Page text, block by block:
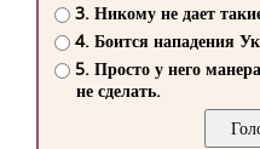
3. Никому не дает
4. Боится нападения
5. Просто у него
не сделать.